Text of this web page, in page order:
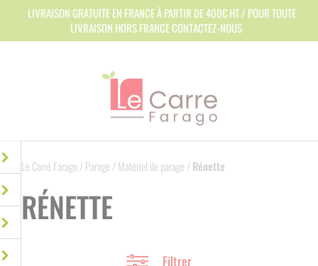
Le Carré Farago /Parage /Matériel de parage /Rénette
RÉNETTE
Filtrer
LIVRAISON GRATUITE EN FRANCE À PARTIR DE 400€ HT / POUR TOUTE
LIVRAISON HORS FRANCE CONTACTEZ-NOUS
Panneau de gestion des cookies